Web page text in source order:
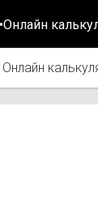
•Онлайн
Онлайн